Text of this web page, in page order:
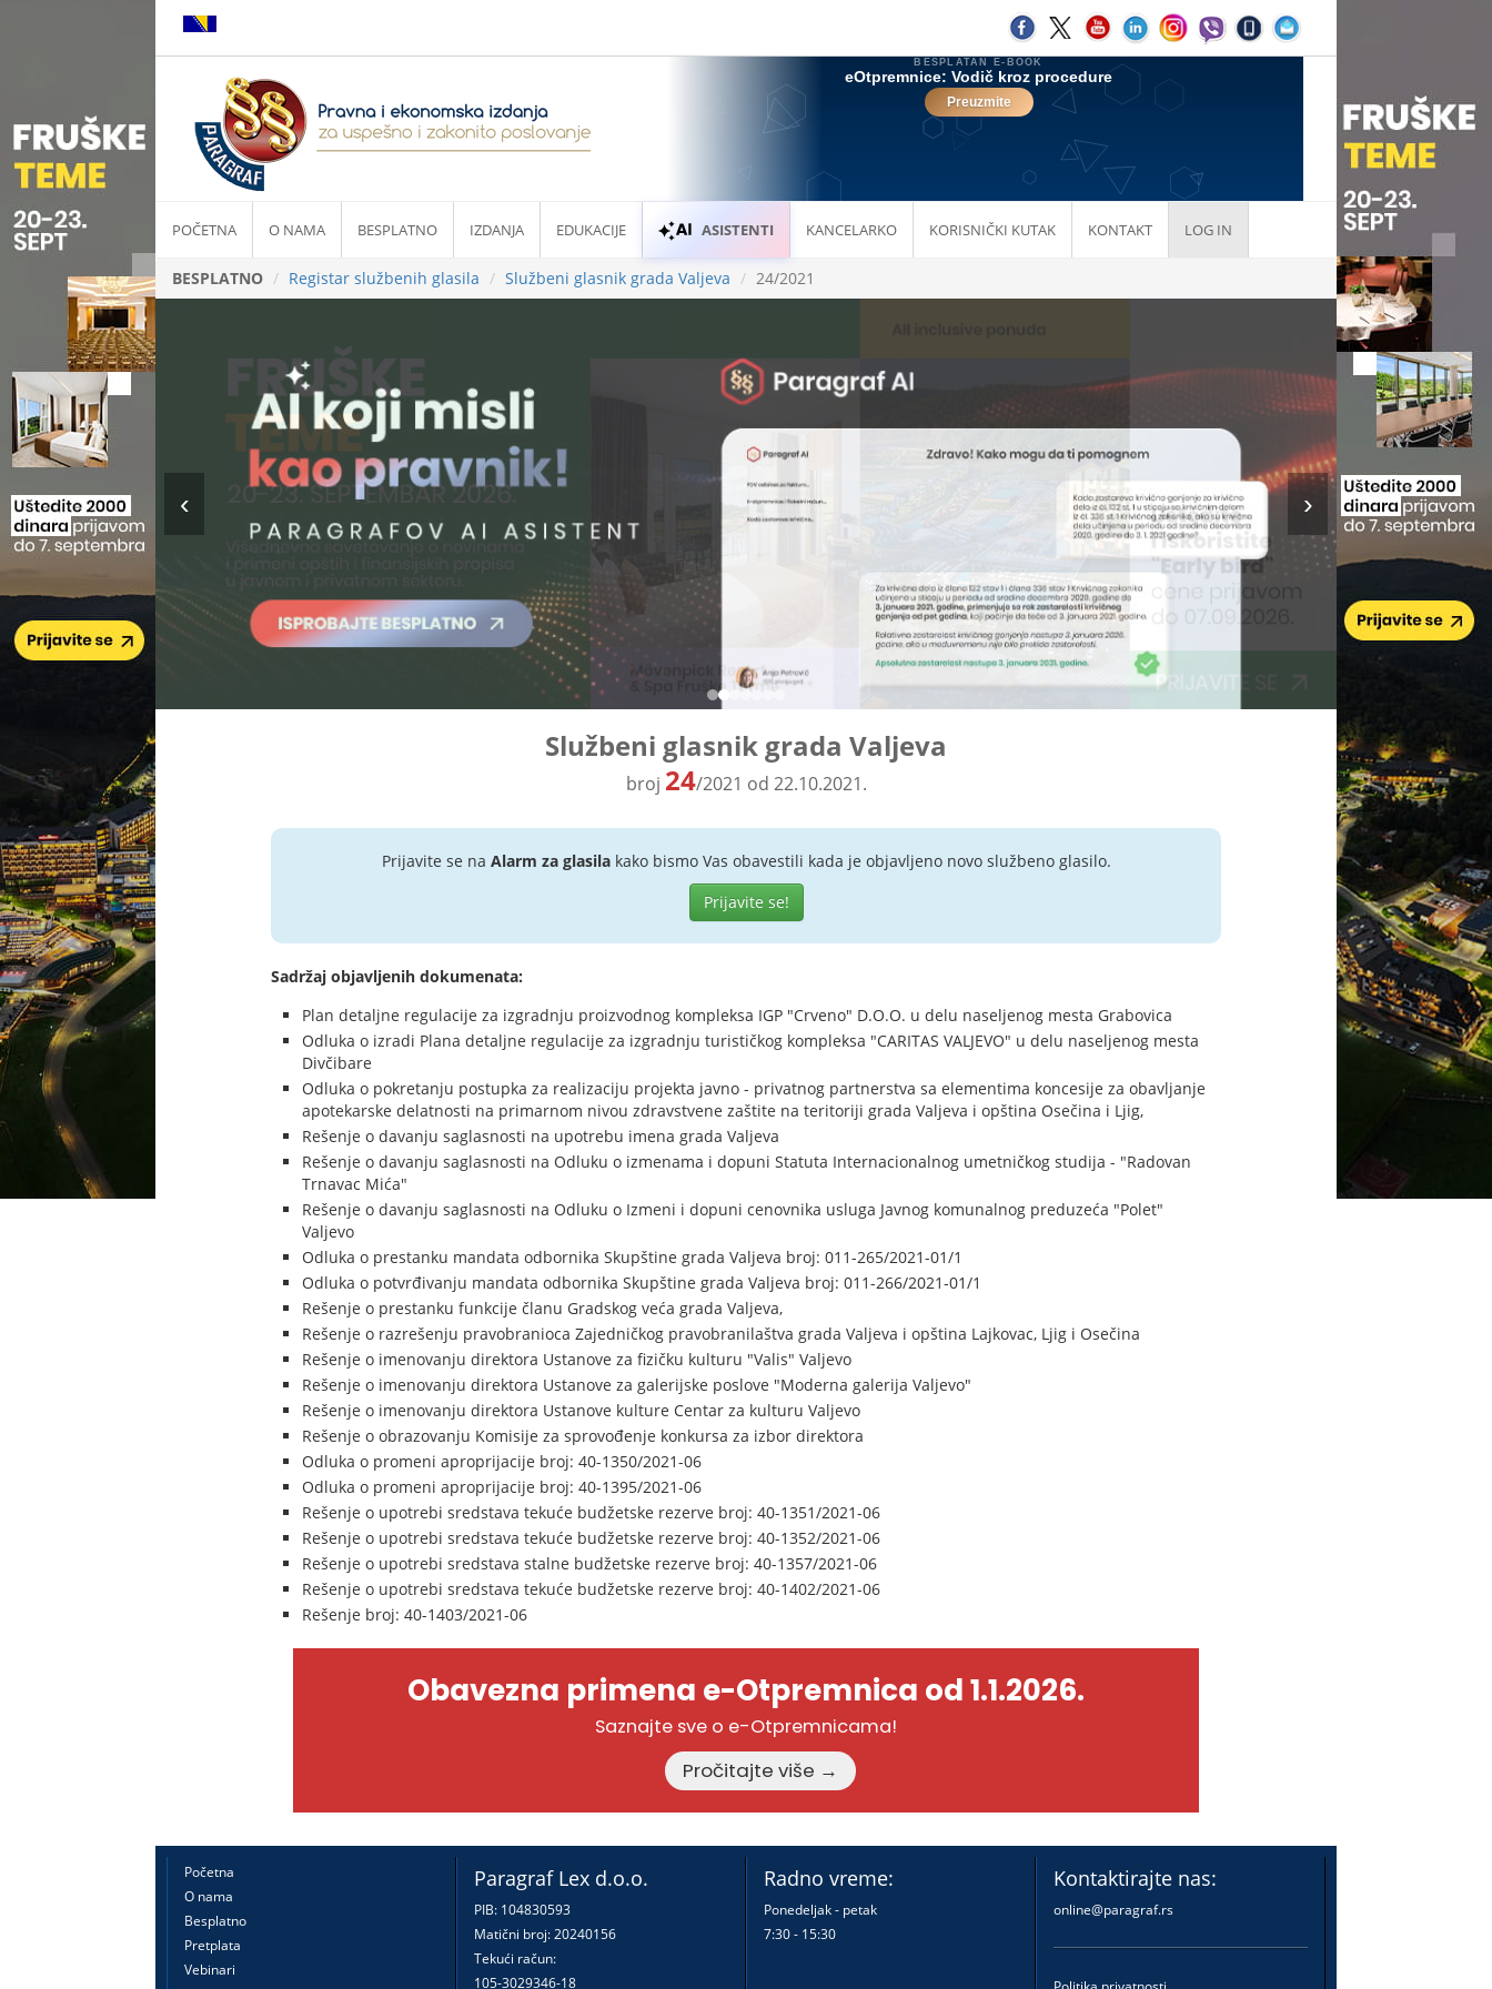
POČETNA O NAMA BESPLATNO IZDANJA EDUKACIJE ASISTENTI KANCELARKO KORISNIČKI KUTAK KONTAKT LOG IN
BESPLATNO Registar službenih glasila Službeni glasnik grada Valjeva 24/2021
Službeni glasnik grada Valjeva
broj 24/2021 od 22.10.2021.
Prijavite se na Alarm za glasilakako bismo Vas obavestili kada je objavljeno novo službeno glasilo.
Prijavite se!
Sadržaj objavljenih dokumenata:
Plan detaljne regulacije za izgradnju proizvodnog kompleksa IGP "Crveno" D.O.O. u delu naseljenog mesta Grabovica
Odluka o izradi Plana detaljne regulacije za izgradnju turističkog kompleksa "CARITAS VALJEVO" u delu naseljenog mesta
Divčibare
Odluka o pokretanju postupka za realizaciju projekta javno - privatnog partnerstva sa elementima koncesije za obavljanje
apotekarske delatnosti na primarnom nivou zdravstvene zaštite na teritoriji grada Valjeva i opština Osečina i Ljig,
Rešenje o davanju saglasnosti na upotrebu imena grada Valjeva
Rešenje o davanju saglasnosti na Odluku o izmenama i dopuni Statuta Internacionalnog umetničkog studija - "Radovan
Trnavac Mića"
Rešenje o davanju saglasnosti na Odluku o Izmeni i dopuni cenovnika usluga Javnog komunalnog preduzeća "Polet"
Valjevo
Odluka o prestanku mandata odbornika Skupštine grada Valjeva broj: 011-265/2021-01/1
Odluka o potvrđivanju mandata odbornika Skupštine grada Valjeva broj: 011-266/2021-01/1
Rešenje o prestanku funkcije članu Gradskog veća grada Valjeva,
Rešenje o razrešenju pravobranioca Zajedničkog pravobranilaštva grada Valjeva i opština Lajkovac, Ljig i Osečina
Rešenje o imenovanju direktora Ustanove za fizičku kulturu "Valis" Valjevo
Rešenje o imenovanju direktora Ustanove za galerijske poslove "Moderna galerija Valjevo"
Rešenje o imenovanju direktora Ustanove kulture Centar za kulturu Valjevo
Rešenje o obrazovanju Komisije za sprovođenje konkursa za izbor direktora
Odluka o promeni aproprijacije broj: 40-1350/2021-06
Odluka o promeni aproprijacije broj: 40-1395/2021-06
Rešenje o upotrebi sredstava tekuće budžetske rezerve broj: 40-1351/2021-06
Rešenje o upotrebi sredstava tekuće budžetske rezerve broj: 40-1352/2021-06
Rešenje o upotrebi sredstava stalne budžetske rezerve broj: 40-1357/2021-06
Rešenje o upotrebi sredstava tekuće budžetske rezerve broj: 40-1402/2021-06
Rešenje broj: 40-1403/2021-06
Obavezna primena e-Otpremnica od 1.1.2026.
Saznajte sve o e-Otpremnicama!
Pročitajte više →
Početna
O nama
Besplatno
Pretplata
Vebinari
Paragraf Lex d.o.o.
PIB: 104830593
Matični broj: 20240156
Tekući račun:
105-3029346-18
Radno vreme:
Ponedeljak - petak
7:30 - 15:30
Kontaktirajte nas:
online@paragraf.rs